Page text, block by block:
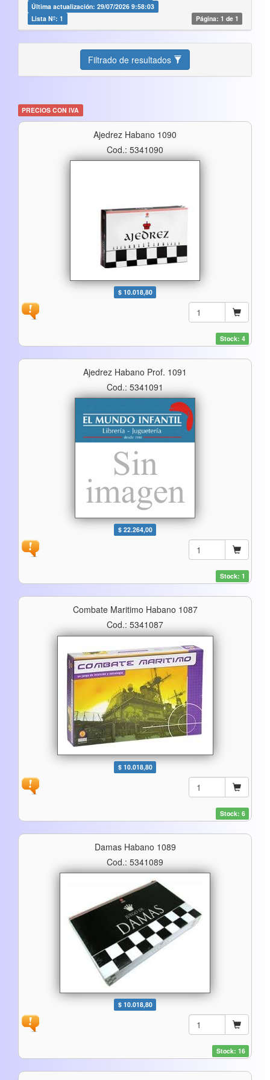
Última actualización: 29/07/2026 9:58:03
Lista Nº: 1
Página: 1 de 1
Filtrado de resultados
PRECIOS CON IVA
Ajedrez Habano 1090
Cod.: 5341090
$ 10.018,80
Stock: 4
Ajedrez Habano Prof. 1091
Cod.: 5341091
$ 22.264,00
Stock: 1
Combate Maritimo Habano 1087
Cod.: 5341087
$ 10.018,80
Stock: 6
Damas Habano 1089
Cod.: 5341089
$ 10.018,80
Stock: 16